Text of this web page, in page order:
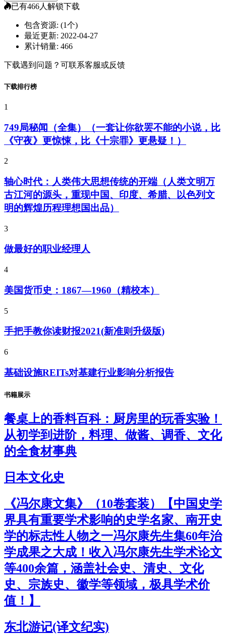
已有466人解锁下载
包含资源: (1个)
最近更新: 2022-04-27
累计销量: 466
下载遇到问题？可联系客服或反馈
下载排行榜
1
749局秘闻（全集）（一套让你欲罢不能的小说，比
《守夜》更惊悚，比《十宗罪》更悬疑！）
2
轴心时代：人类伟大思想传统的开端（人类文明万
古江河的源头，重现中国、印度、希腊、以色列文
明的辉煌历程理想国出品）
3
做最好的职业经理人
4
美国货币史：1867—1960（精校本）
5
手把手教你读财报2021(新准则升级版)
6
基础设施REITs对基建行业影响分析报告
书籍展示
餐桌上的香料百科：厨房里的玩香实验！
从初学到进阶，料理、做酱、调香、文化
的全食材事典
日本文化史
《冯尔康文集》（10卷套装）【中国史学
界具有重要学术影响的史学名家、南开史
学的标志性人物之一冯尔康先生集60年治
学成果之大成！收入冯尔康先生学术论文
等400余篇，涵盖社会史、清史、文化
史、宗族史、徽学等领域，极具学术价
值！】
东北游记(译文纪实)